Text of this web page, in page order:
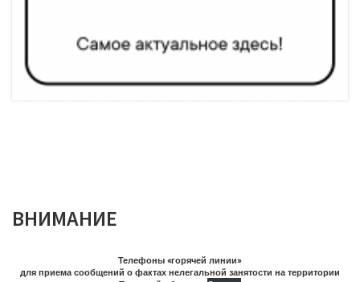
ВНИМАНИЕ
Телефоны «горячей линии»
для приема сообщений о фактах нелегальной занятости на территории